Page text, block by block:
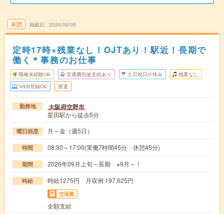
未読 掲載日 2026/08/05
定時17時×残業なし！OJTあり！駅近！長期で
働く＊事務のお仕事
職種未経験OK 交通費別途支給あり 土日祝日が休み 残業なし
WEB登録OK 派遣
勤務地 大阪府交野市
星田駅から徒歩5分
曜日頻度 月～金（週5日）
時間 08:30～17:00(実働7時間45分 休憩45分)
期間 2026年09月上旬～長期 ※9月～！
時給 時給1275円 月収例 197,625円
交通費
全額支給